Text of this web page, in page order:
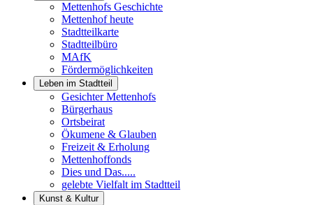
Mettenhofs Geschichte
Mettenhof heute
Stadtteilkarte
Stadtteilbüro
MAfK
Fördermöglichkeiten
Leben im Stadtteil
Gesichter Mettenhofs
Bürgerhaus
Ortsbeirat
Ökumene & Glauben
Freizeit & Erholung
Mettenhoffonds
Dies und Das.....
gelebte Vielfalt im Stadtteil
Kunst & Kultur